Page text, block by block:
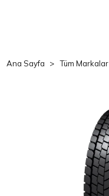
Ana Sayfa Tüm Markalar